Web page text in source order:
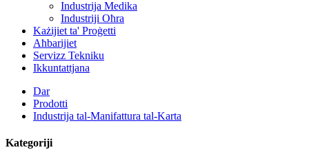
Industrija Medika
Industriji Oħra
Każijiet ta' Proġetti
Aħbarijiet
Servizz Tekniku
Ikkuntattjana
Dar
Prodotti
Industrija tal-Manifattura tal-Karta
Kategoriji